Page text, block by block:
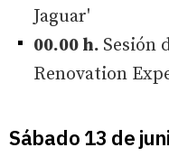
Jaguar'
00.00 h. Sesión
Renovation
Sábado 13 de